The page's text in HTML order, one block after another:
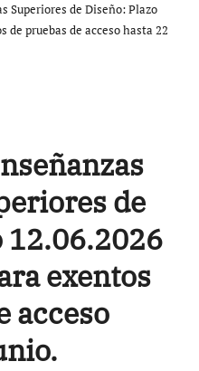
Superiores de Diseño: Plazo
de pruebas de acceso hasta 22
de
12.06.2026
exentos
acceso